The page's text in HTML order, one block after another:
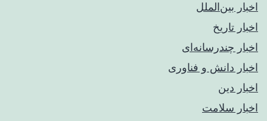
اخبار بین‌الملل
اخبار تاریخ
اخبار چندرسانه‌ای
اخبار دانش و فناوری
اخبار دین
اخبار سلامت